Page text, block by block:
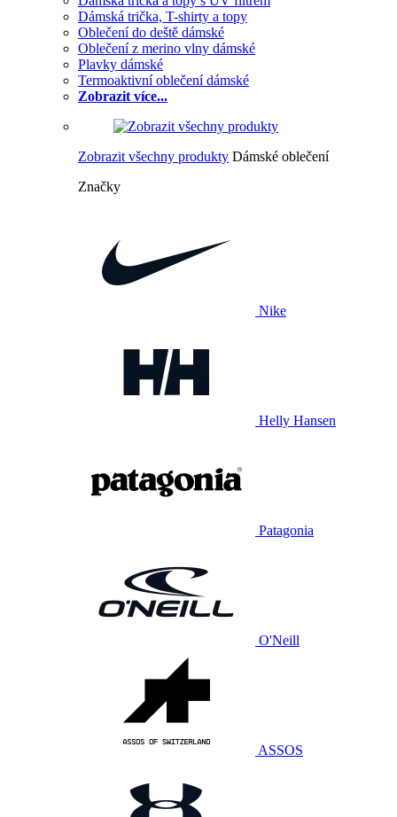
Dámská trička, T-shirty a topy
Oblečení do deště dámské
Oblečení z merino vlny dámské
Plavky dámské
Termoaktivní oblečení dámské
Zobrazit více...
Zobrazit všechny produkty Dámské oblečení
Značky
Nike
Helly Hansen
Patagonia
O'Neill
ASSOS